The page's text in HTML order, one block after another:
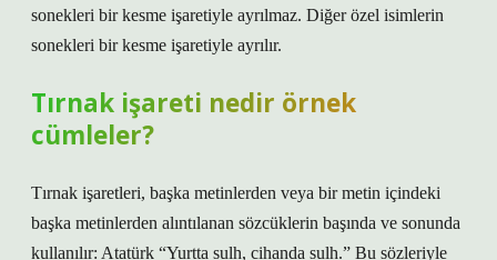
sonekleri bir kesme işaretiyle ayrılmaz. Diğer özel isimlerin
sonekleri bir kesme işaretiyle ayrılır.
Tırnak işareti nedir örnek
cümleler?
Tırnak işaretleri, başka metinlerden veya bir metin içindeki
başka metinlerden alıntılanan sözcüklerin başında ve sonunda
kullanılır: Atatürk “Yurtta sulh, cihanda sulh.” Bu sözleriyle